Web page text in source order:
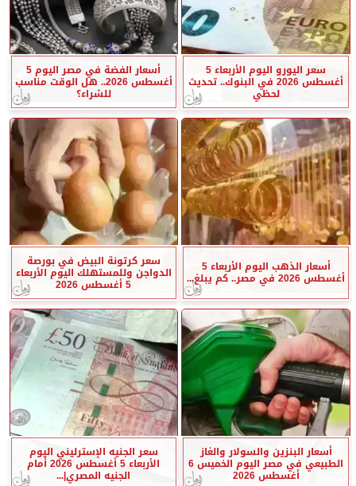
سعر اليورو اليوم الأربعاء 5
أغسطس 2026 في البنوك.. تحديث
لحظي
أسعار الفضة في مصر اليوم 5
أغسطس 2026.. هل الوقت مناسب
للشراء؟
أسعار الذهب اليوم الأربعاء 5
أغسطس 2026 في مصر.. كم يبلغ...
سعر كرتونة البيض في بورصة
الدواجن وللمستهلك اليوم الأربعاء
5 أغسطس 2026
أسعار البنزين والسولار والغاز
الطبيعي في مصر اليوم الخميس 6
أغسطس 2026
سعر الجنيه الإسترليني اليوم
الأربعاء 5 أغسطس 2026 أمام
الجنيه المصري|...